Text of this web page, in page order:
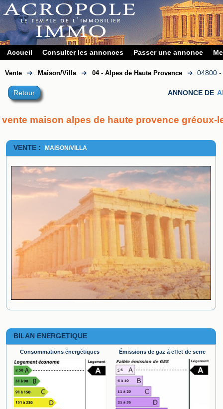
Accueil Consulter les annonces Passer une annonce
Vente ➔ Maison/Villa ➔ 04 - Alpes de Haute Provence ➔ 04800 -
Retour ANNONCE DE
vente maison alpes de haute provence gréoux-
VENTE : MAISON/VILLA
BILAN ENERGETIQUE
Consommations énergétiques Émissions de gaz à effet de serre